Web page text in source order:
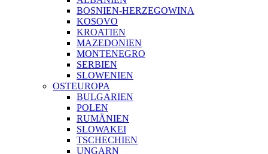
BOSNIEN-HERZEGOWINA
KOSOVO
KROATIEN
MAZEDONIEN
MONTENEGRO
SERBIEN
SLOWENIEN
OSTEUROPA
BULGARIEN
POLEN
RUMÄNIEN
SLOWAKEI
TSCHECHIEN
UNGARN